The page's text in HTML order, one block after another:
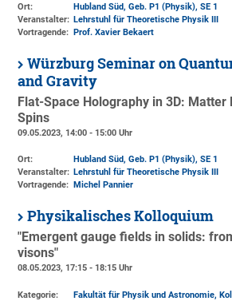
Ort: Hubland Süd, Geb. P1 (Physik), SE 1
Veranstalter: Lehrstuhl für Theoretische Physik III
Vortragende: Prof. Xavier Bekaert
Würzburg Seminar on
and Gravity
Flat-Space Holography in 3D: Matter
Spins
09.05.2023, 14:00 - 15:00 Uhr
Ort: Hubland Süd, Geb. P1 (Physik), SE 1
Veranstalter: Lehrstuhl für Theoretische Physik III
Vortragende:
Michel Pannier
Physikalisches Kolloquium
"Emergent gauge fields in solids:
visons"
08.05.2023, 17:15 - 18:15 Uhr
Kategorie:
Fakultät für Physik und Astronomie,